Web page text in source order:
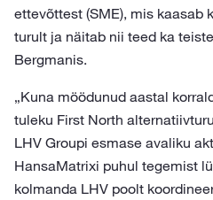
ettevõttest (SME), mis kaasab
turult ja näitab nii teed ka
Bergmanis.
„Kuna möödunud aastal
tuleku First North
LHV Groupi esmase avaliku
HansaMatrixi puhul tegemist
kolmanda LHV poolt